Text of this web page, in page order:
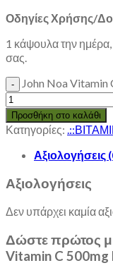
Οδηγίες Χρήσης/
1 κάψουλα την ημέρα,
σας.
John Noa Vitamin
Προσθήκη στο καλάθι
Κατηγορίες:
Αξιολογήσεις
Αξιολογήσεις
Δεν υπάρχει καμία
Δώστε πρώτος
Vitamin C 500mg